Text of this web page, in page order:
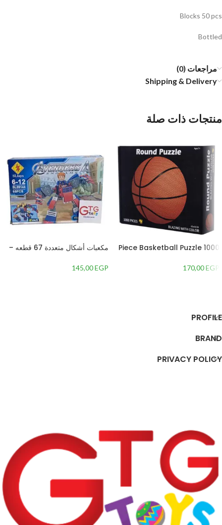
Blocks 50 pcs
Bottled
مراجعات (0)
Shipping & Delivery
منتجات ذات صلة
1000 Piece Basketball Puzzle
170,00EGP
مكعبات أشكال متعددة 67 قطعه –
145,00EGP
PROFILE
BRAND
PRIVACY POLICY